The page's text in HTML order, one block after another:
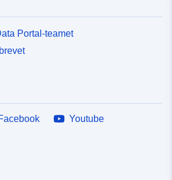
Portal-teamet
Youtube